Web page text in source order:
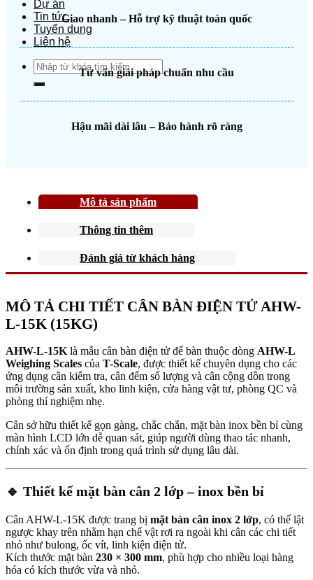
Dự án
Tin tức
Tuyển dụng
Liên hệ
Search
for:
Giao nhanh – Hỗ trợ kỹ thuật toàn quốc
Tư vấn giải pháp chuẩn nhu cầu
Hậu mãi dài lâu – Bảo hành rõ ràng
Mô tả sản phẩm
Thông tin thêm
Đánh giá từ khách hàng
MÔ TẢ CHI TIẾT CÂN BÀN ĐIỆN TỬ AHW-
L-15K (15KG)
AHW-L-15K là mẫu cân bàn điện tử để bàn thuộc dòng AHW-L
Weighing Scales của T-Scale, được thiết kế chuyên dụng cho các
ứng dụng cân kiểm tra, cân đếm số lượng và cân cộng dồn trong
môi trường sản xuất, kho linh kiện, cửa hàng vật tư, phòng QC và
phòng thí nghiệm nhẹ.
Cân sở hữu thiết kế gọn gàng, chắc chắn, mặt bàn inox bền bỉ cùng
màn hình LCD lớn dễ quan sát, giúp người dùng thao tác nhanh,
chính xác và ổn định trong quá trình sử dụng lâu dài.
🔹 Thiết kế mặt bàn cân 2 lớp – inox bền bỉ
Cân AHW-L-15K được trang bị mặt bàn cân inox 2 lớp, có thể lật
ngược khay trên nhằm hạn chế vật rơi ra ngoài khi cân các chi tiết
nhỏ như bulong, ốc vít, linh kiện điện tử.
Kích thước mặt bàn 230 × 300 mm, phù hợp cho nhiều loại hàng
hóa có kích thước vừa và nhỏ.